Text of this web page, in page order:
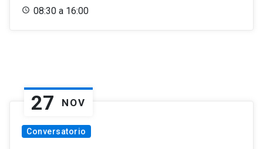
08:30 a 16:00
27 NOV
Conversatorio